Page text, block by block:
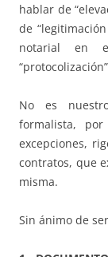
hablar de
de
notarial en
No es
formalista,
excepciones,
contratos, que
misma.
Sin ánimo de